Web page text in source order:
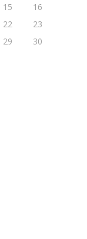
15
16
22
23
29
30